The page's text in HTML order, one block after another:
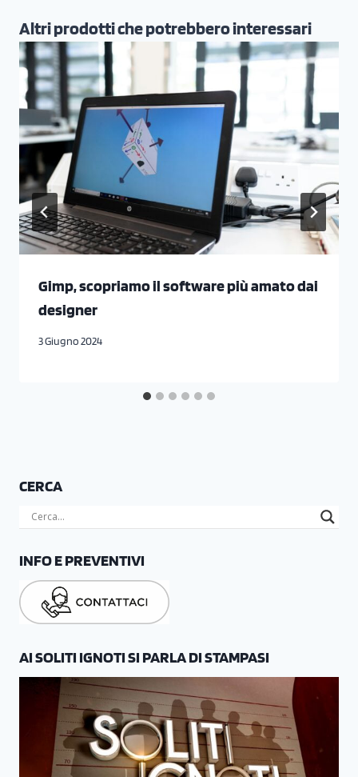
Altri prodotti che potrebbero interessari
Gimp, scopriamo il software più amato dai
designer
3 Giugno 2024
CERCA
INFO E PREVENTIVI
AI SOLITI IGNOTI SI PARLA DI STAMPASI